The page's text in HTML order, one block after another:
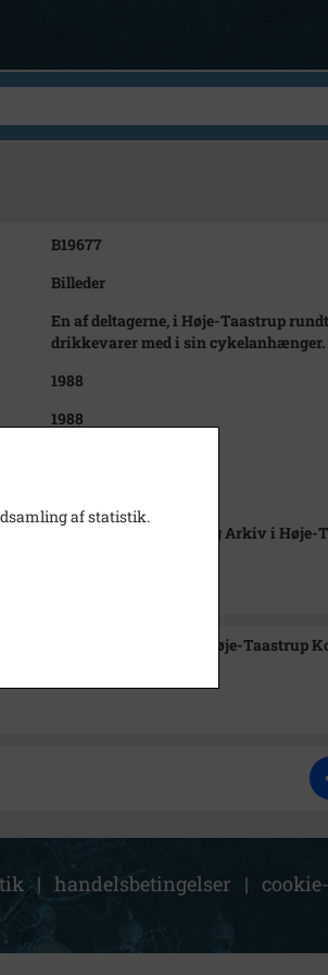
B19677
Billeder
En af deltagerne, i Høje-Taastrup
drikkevarer med i sin cykelanhænger.
1988
1988
Byhistorisk Samling og Arkiv i Høje-
Samling og Arkiv i Høje-Taastrup
| handelsbetingelser |
af statistik.